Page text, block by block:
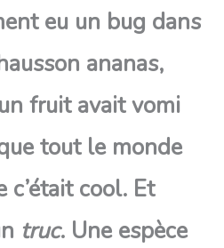
eu un bug dans
ananas,
fruit avait vomi
tout le monde
c’était cool. Et
truc. Une espèce